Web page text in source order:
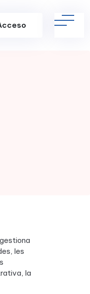
les
la